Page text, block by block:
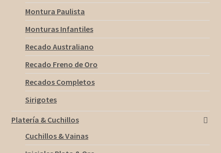
Montura Paulista
Monturas Infantiles
Recado Australiano
Recado Freno de Oro
Recados Completos
Sirigotes
Platería & Cuchillos
Cuchillos & Vainas